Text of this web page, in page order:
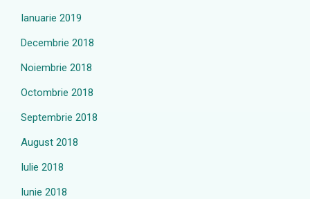
Ianuarie 2019
Decembrie 2018
Noiembrie 2018
Octombrie 2018
Septembrie 2018
August 2018
Iulie 2018
Iunie 2018